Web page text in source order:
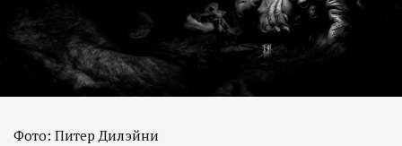
Фото: Питер Дилэйни